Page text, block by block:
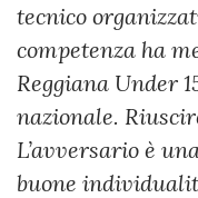
tecnico
competenza ha
Reggiana Under
nazionale.
L’avversario è
buone